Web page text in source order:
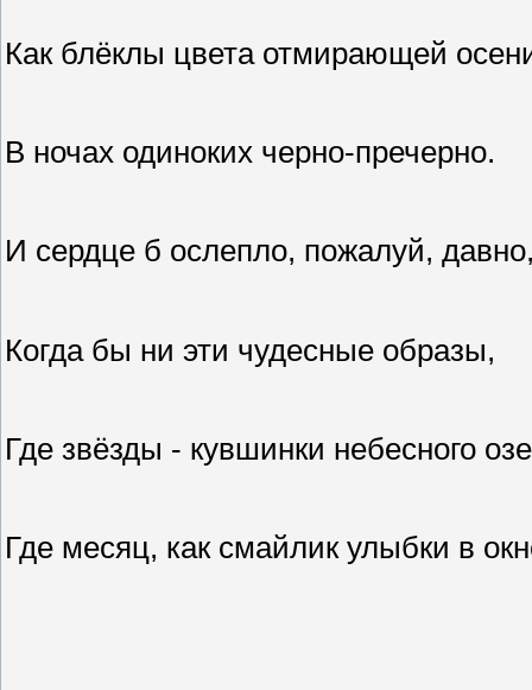
Как блёклы цвета отмирающей
В ночах одиноких черно-пречерно.
И сердце б ослепло, пожалуй,
Когда бы ни эти чудесные образы,
Где звёзды - кувшинки небесного
Где месяц, как смайлик улыбки в